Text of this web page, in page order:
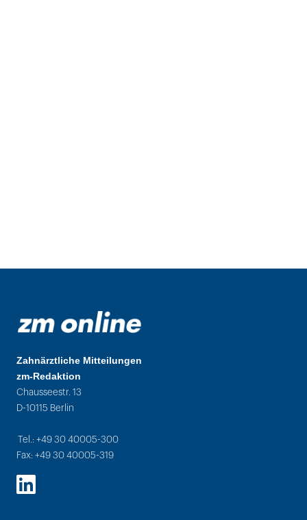
Zahnärztliche Mitteilungen
zm-Redaktion
Chausseestr. 13
D-10115 Berlin
Tel.: +49 30 40005-300
Fax: +49 30 40005-319
LinkedIn